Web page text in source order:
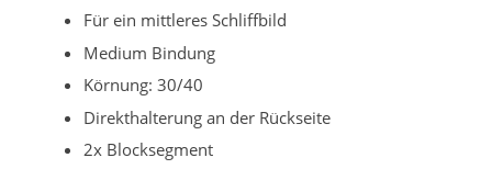
Für ein mittleres Schliffbild
Medium Bindung
Körnung: 30/40
Direkthalterung an der Rückseite
2x Blocksegment